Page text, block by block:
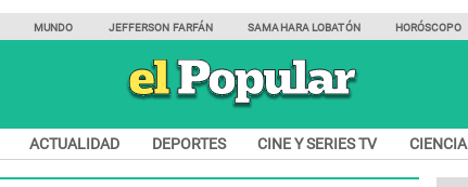
MUNDO JEFFERSON FARFÁN SAMAHARA LOBATÓN HORÓSCOPO
ACTUALIDAD DEPORTES CINE Y SERIES TV CIENCIA